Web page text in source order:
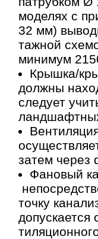
моделях с
32 мм)
тажной
минимум
Крышка/
должны
следует
затем через
Фановый
точку